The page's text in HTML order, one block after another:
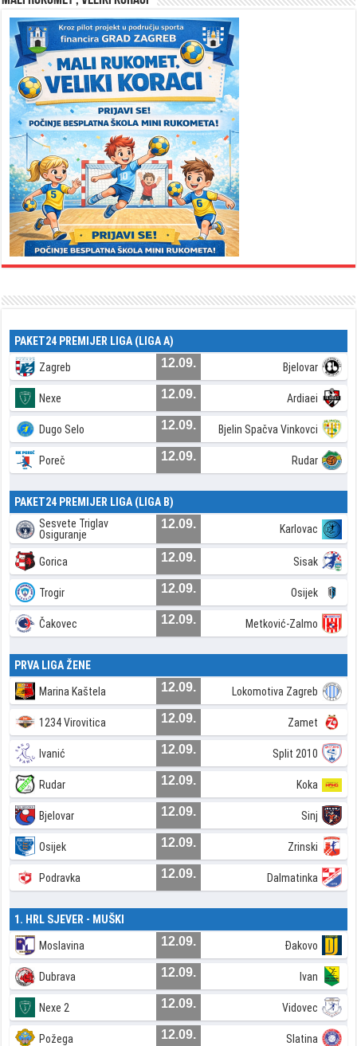
PAKET24 PREMIJER LIGA (LIGA A)
Zagreb 12.09. Bjelovar
Nexe 12.09. Ardiaei
Dugo Selo 12.09. Bjelin Spačva Vinkovci
Poreč 12.09. Rudar
PAKET24 PREMIJER LIGA (LIGA B)
Sesvete Triglav
Osiguranje
12.09. Karlovac
Gorica 12.09. Sisak
Trogir 12.09. Osijek
Čakovec 12.09. Metković-Zalmo
PRVA LIGA ŽENE
Marina Kaštela 12.09. Lokomotiva Zagreb
1234 Virovitica 12.09. Zamet
Ivanić 12.09. Split 2010
Rudar 12.09. Koka
Bjelovar 12.09. Sinj
Osijek 12.09. Zrinski
Podravka 12.09. Dalmatinka
1. HRL SJEVER - MUŠKI
Moslavina 12.09. Đakovo
Dubrava 12.09. Ivan
Nexe 2 12.09. Vidovec
Požega 12.09. Slatina